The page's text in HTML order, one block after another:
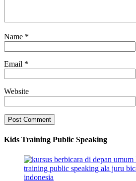
Name *
Email *
Website
Kids Training Public Speaking